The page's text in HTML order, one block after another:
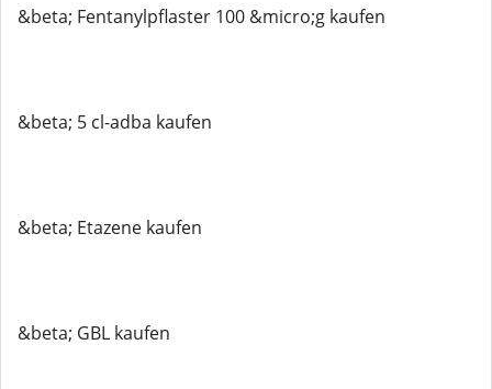
&beta; Fentanylpflaster 100 &micro;g kaufen
&beta; 5 cl-adba kaufen
&beta; Etazene kaufen
&beta; GBL kaufen